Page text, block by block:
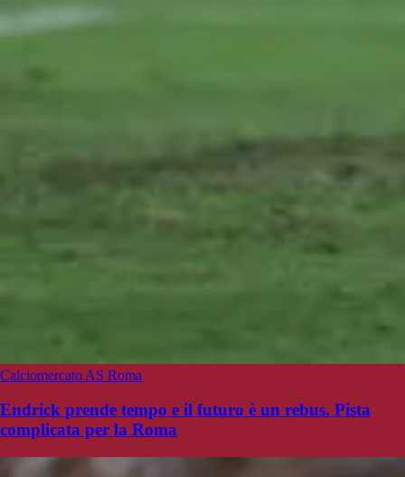
Calciomercato AS Roma
Endrick prende tempo e il futuro è un rebus. Pista
complicata per la Roma